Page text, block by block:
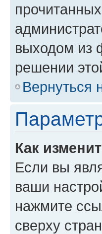
выходом из
решении
Вернуться
Как
Если вы
ваши
нажмите
сверху